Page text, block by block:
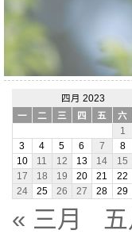
四月 2023
一
二 三 四 五 六
1
3
4 5 6 7 8
10
11 12 13 14 15
17
18 19 20 21 22
24
25 26 27 28 29
« 三月
五